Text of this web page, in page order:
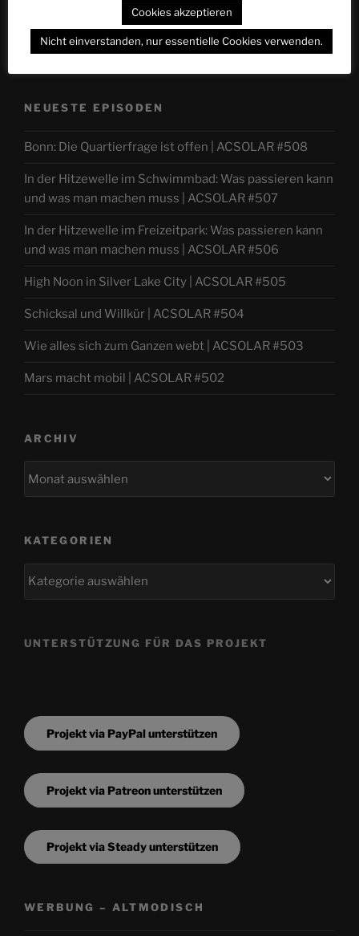
NEUESTE EPISODEN
Bonn: Die Quartierfrage ist offen | ACSOLAR #508
In der Hitzewelle im Schwimmbad: Was passieren kann
und was man machen muss | ACSOLAR #507
In der Hitzewelle im Freizeitpark: Was passieren kann
und was man machen muss | ACSOLAR #506
High Noon in Silver Lake City | ACSOLAR #505
Schicksal und Willkür | ACSOLAR #504
Wie alles sich zum Ganzen webt | ACSOLAR #503
Mars macht mobil | ACSOLAR #502
ARCHIV
KATEGORIEN
UNTERSTÜTZUNG FÜR DAS PROJEKT
Projekt via PayPal unterstützen
Projekt via Patreon unterstützen
Projekt via Steady unterstützen
WERBUNG – ALTMODISCH
Cookies akzeptieren
Nicht einverstanden, nur essentielle Cookies verwenden.